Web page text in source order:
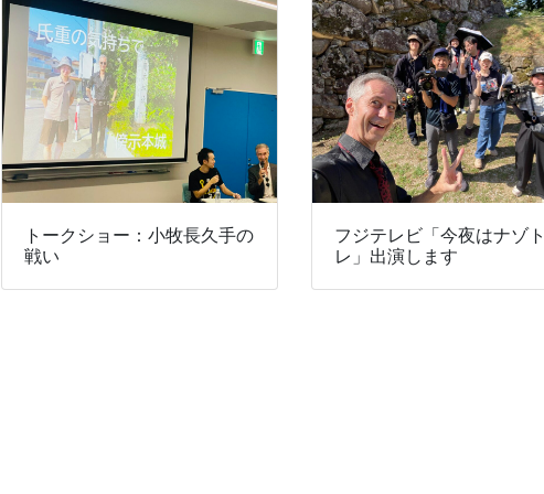
トークショー：小牧長久手の
戦い
フジテレビ「今夜はナゾ
レ」出演します